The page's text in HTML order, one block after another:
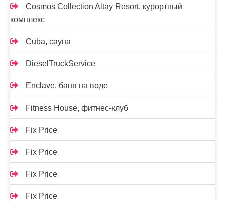
Cosmos Collection Altay Resort, курортный
комплекс
Cuba, сауна
DieselTruckService
Enclave, баня на воде
Fitness House, фитнес-клуб
Fix Price
Fix Price
Fix Price
Fix Price